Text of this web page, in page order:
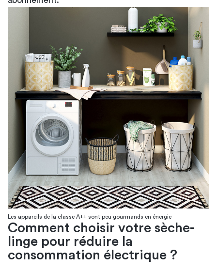
Les appareils de la classe A++ sont peu gourmands en énergie
Comment choisir votre sèche-
linge pour réduire la
consommation électrique ?